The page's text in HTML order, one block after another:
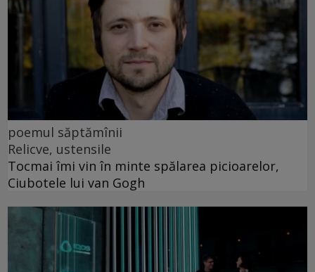
poemul săptămînii
Relicve, ustensile
Tocmai îmi vin în minte spălarea picioarelor,
Ciubotele lui van Gogh